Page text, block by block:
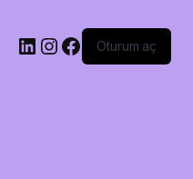
LinkedIn
Instagram
Facebook
Oturum aç